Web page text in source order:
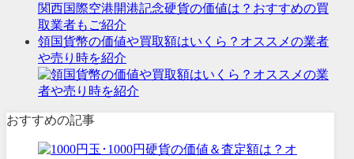
関西国際空港開港記念硬貨の価値は？おすすめの買
取業者もご紹介
領国貨幣の価値や買取額はいくら？オススメの業者
や売り時を紹介
おすすめの記事